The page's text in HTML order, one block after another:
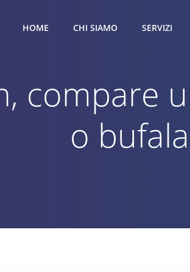
HOME CHI SIAMO SERVIZI
compare
o